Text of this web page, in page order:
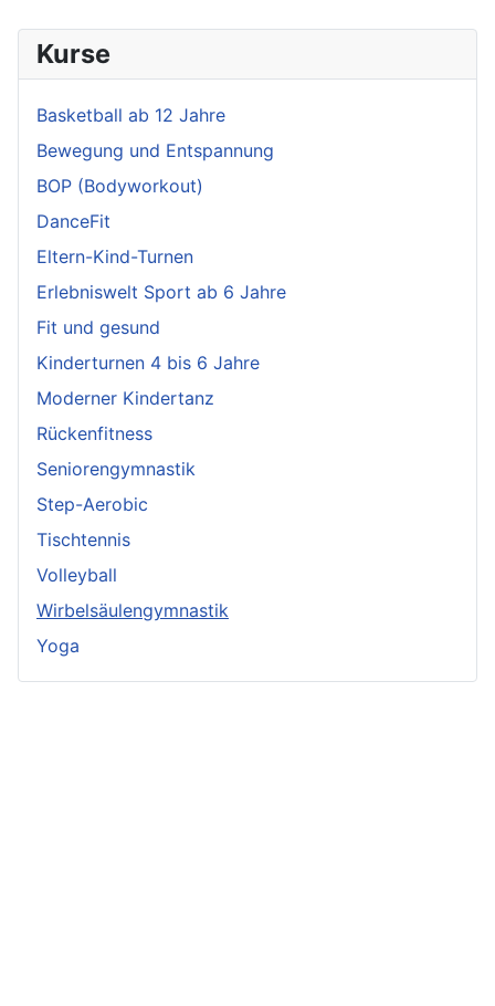
Kurse
Basketball ab 12 Jahre
Bewegung und Entspannung
BOP (Bodyworkout)
DanceFit
Eltern-Kind-Turnen
Erlebniswelt Sport ab 6 Jahre
Fit und gesund
Kinderturnen 4 bis 6 Jahre
Moderner Kindertanz
Rückenfitness
Seniorengymnastik
Step-Aerobic
Tischtennis
Volleyball
Wirbelsäulengymnastik
Yoga